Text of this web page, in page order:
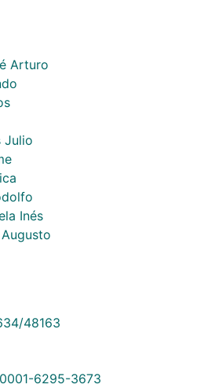
Arturo
Julio
Inés
48163
6295-3673